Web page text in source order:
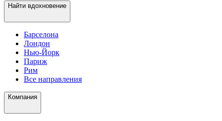
Найти вдохновение
Барселона
Лондон
Нью-Йорк
Париж
Рим
Все направления
Компания